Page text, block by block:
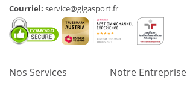
Courriel: service@gigasport.fr
Nos Services Notre Entreprise